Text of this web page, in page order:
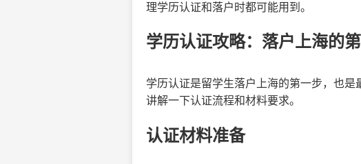
理学历认证和落户时都可能用到。
学历认证攻略：落户上海的
学历认证是留学生落户上海的第一步，也
讲解一下认证流程和材料要求。
认证材料准备